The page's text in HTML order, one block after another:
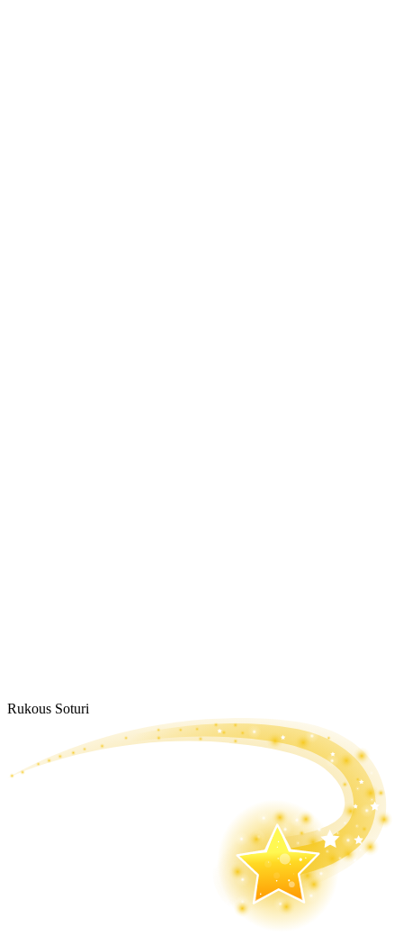
Rukous Soturi